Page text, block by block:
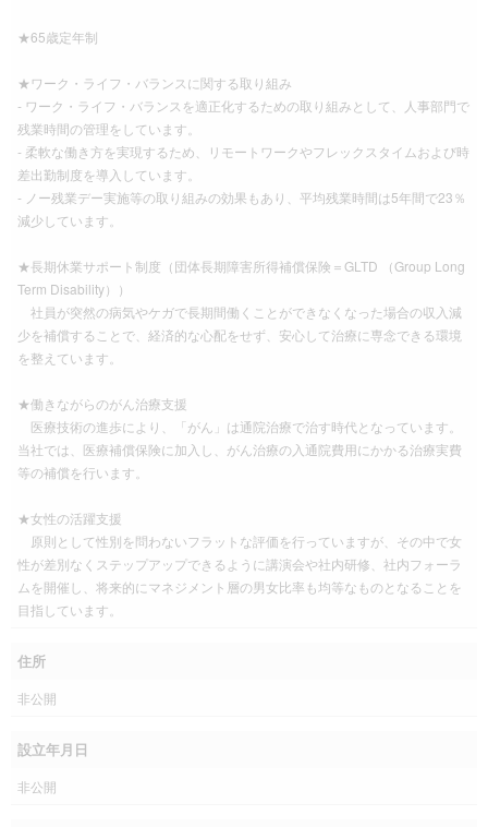
★65歳定年制
★ワーク・ライフ・バランスに関する取り組み
- ワーク・ライフ・バランスを適正化するための取り組みとして、人事部門で
残業時間の管理をしています。
- 柔軟な働き方を実現するため、リモートワークやフレックスタイムおよび時
差出勤制度を導入しています。
- ノー残業デー実施等の取り組みの効果もあり、平均残業時間は5年間で23％
減少しています。
★長期休業サポート制度（団体長期障害所得補償保険＝GLTD （Group Long
Term Disability））
社員が突然の病気やケガで長期間働くことができなくなった場合の収入減
少を補償することで、経済的な心配をせず、安心して治療に専念できる環境
を整えています。
★働きながらのがん治療支援
医療技術の進歩により、「がん」は通院治療で治す時代となっています。
当社では、医療補償保険に加入し、がん治療の入通院費用にかかる治療実費
等の補償を行います。
★女性の活躍支援
原則として性別を問わないフラットな評価を行っていますが、その中で女
性が差別なくステップアップできるように講演会や社内研修、社内フォーラ
ムを開催し、将来的にマネジメント層の男女比率も均等なものとなることを
目指しています。
住所
非公開
設立年月日
非公開